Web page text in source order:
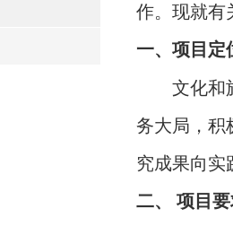
作。现就有
一、项目定
文化和
务大局，积
究成果向实
二、 项目